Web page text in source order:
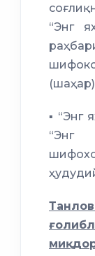
“Энг
▪️ “Энг
“Энг